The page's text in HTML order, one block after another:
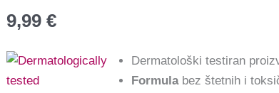
9,99 €
Dermatološki testiran
Formulabez štetnih i